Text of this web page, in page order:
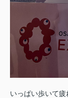
いっぱい歩いて